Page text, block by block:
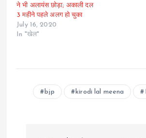
ने भी अलायंस छोड़ा; अकाली दल
3 महीने पहले अलग हो चुका
July 16, 2020
In "खेल"
bjp kirodi lal meena